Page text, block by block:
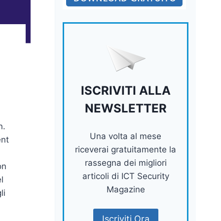
ISCRIVITI ALLA
NEWSLETTER
Una volta al mese
riceverai gratuitamente la
rassegna dei migliori
articoli di ICT Security
Magazine
Iscriviti Ora